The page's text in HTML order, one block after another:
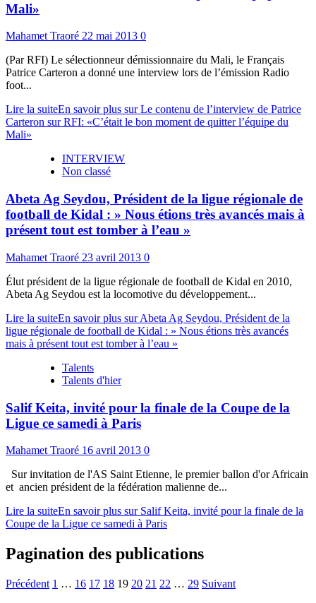
Mali»
Mahamet Traoré 22 mai 2013 0
(Par RFI) Le sélectionneur démissionnaire du Mali, le Français
Patrice Carteron a donné une interview lors de l’émission Radio
foot...
Lire la suiteEn savoir plus sur Le contenu de l’interview de Patrice
Carteron sur RFI: «C’était le bon moment de quitter l’équipe du
Mali»
INTERVIEW
Non classé
Abeta Ag Seydou, Président de la ligue régionale de
football de Kidal : » Nous étions très avancés mais à
présent tout est tomber à l’eau »
Mahamet Traoré 23 avril 2013 0
Élut président de la ligue régionale de football de Kidal en 2010,
Abeta Ag Seydou est la locomotive du développement...
Lire la suiteEn savoir plus sur Abeta Ag Seydou, Président de la
ligue régionale de football de Kidal : » Nous étions très avancés
mais à présent tout est tomber à l’eau »
Talents
Talents d'hier
Salif Keita, invité pour la finale de la Coupe de la
Ligue ce samedi à Paris
Mahamet Traoré 16 avril 2013 0
Sur invitation de l'AS Saint Etienne, le premier ballon d'or Africain
et ancien président de la fédération malienne de...
Lire la suiteEn savoir plus sur Salif Keita, invité pour la finale de la
Coupe de la Ligue ce samedi à Paris
Pagination des publications
Précédent 1 … 16 17 18 19 20 21 22 … 29 Suivant